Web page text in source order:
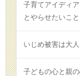
子育てアイディ
とやらせたいこと
いじめ被害は大
子どもの心と親